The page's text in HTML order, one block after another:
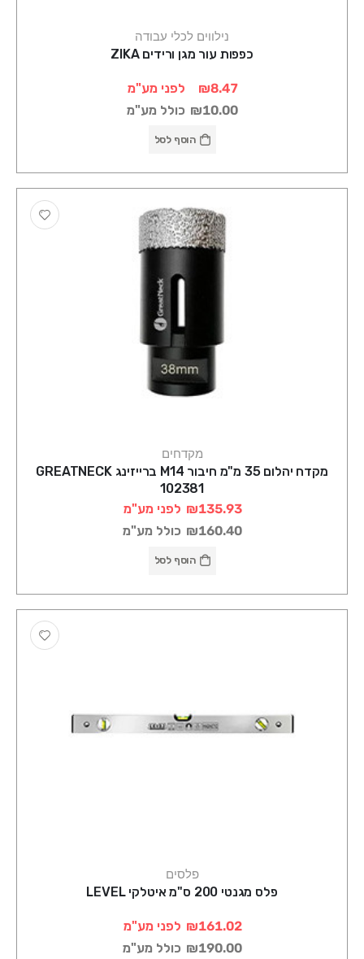
נילווים לכלי עבודה
כפפות עור מגן ורידים ZIKA
₪8.47
לפני מע"מ
₪10.00 כולל מע"מ
הוסף לסל
מקדחים
מקדח יהלום 35 מ"מ חיבור M14 ברייזינג GREATNECK
102381
₪135.93 לפני מע"מ
₪160.40 כולל מע"מ
הוסף לסל
פלסים
פלס מגנטי 200 ס"מ איטלקי LEVEL
₪161.02 לפני מע"מ
₪190.00 כולל מע"מ